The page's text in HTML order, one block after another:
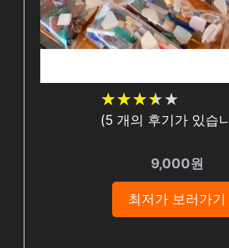
★★★★★
★★★★★
(5개의 후기가 있습
9,000원
최저가 보러가기